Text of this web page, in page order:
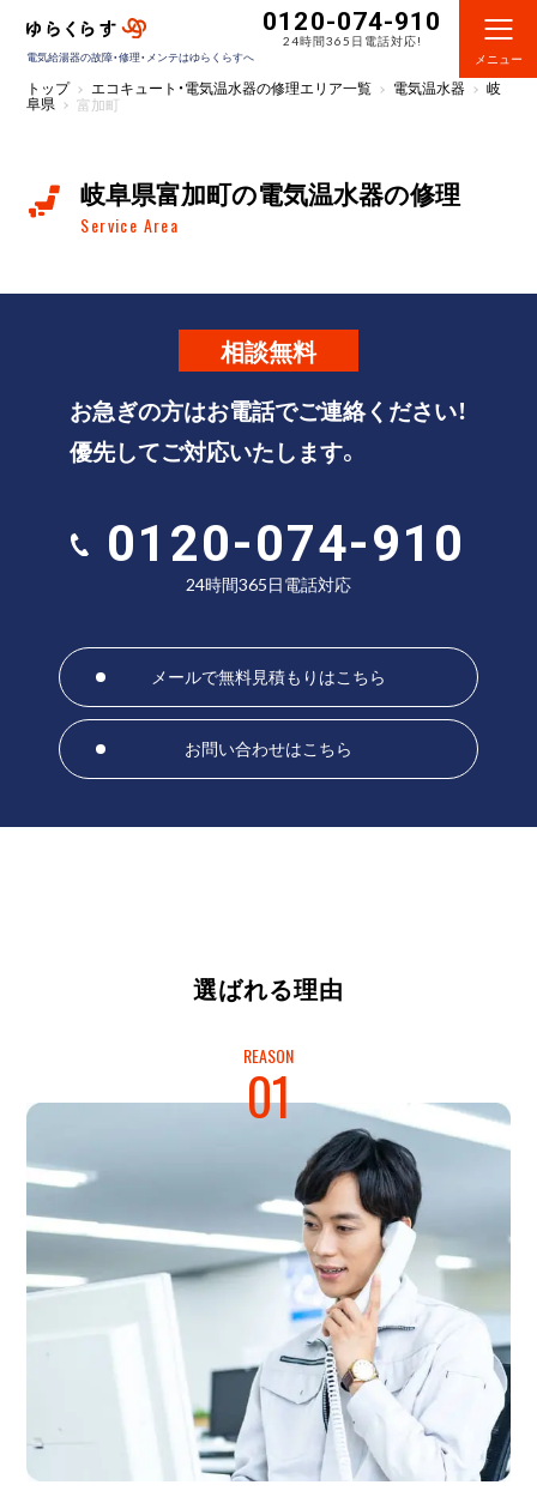
電気給湯器の故障・修理・メンテはゆらくらすへ
0120-074-910
24時間365日電話対応!
メニュー
トップ エコキュート・電気温水器の修理エリア一覧 電気温水器 岐
阜県 富加町
岐阜県富加町の電気温水器の修理
Service Area
相談無料
お急ぎの方はお電話でご連絡ください！
優先してご対応いたします。
0120-074-910
24時間365日電話対応
メールで無料見積もりはこちら
お問い合わせはこちら
選ばれる理由
REASON
01